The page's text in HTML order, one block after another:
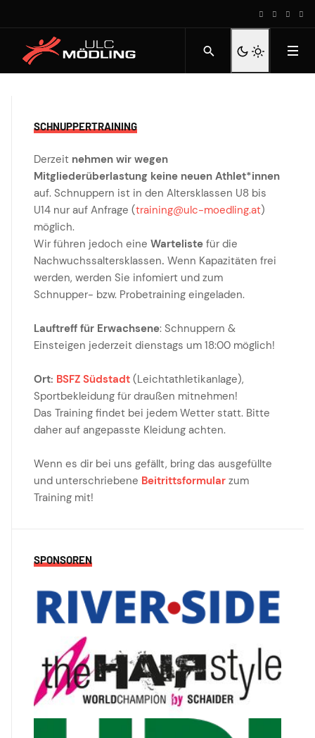
SCHNUPPERTRAINING
Derzeit nehmen wir wegen
Mitgliederüberlastung keine neuen Athlet*innen
auf. Schnuppern ist in den Altersklassen U8 bis
U14 nur auf Anfrage (training@ulc-moedling.at)
möglich.
Wir führen jedoch eine Warteliste für die
Nachwuchssaltersklassen. Wenn Kapazitäten frei
werden, werden Sie infomiert und zum
Schnupper- bzw. Probetraining eingeladen.
Lauftreff für Erwachsene: Schnuppern &
Einsteigen jederzeit dienstags um 18:00 möglich!
Ort: BSFZ Südstadt (Leichtathletikanlage),
Sportbekleidung für draußen mitnehmen!
Das Training findet bei jedem Wetter statt. Bitte
daher auf angepasste Kleidung achten.
Wenn es dir bei uns gefällt, bring das ausgefüllte
und unterschriebene Beitrittsformular zum
Training mit!
SPONSOREN